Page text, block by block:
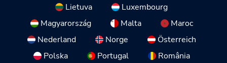
Lietuva
Luxembourg
Magyarország
Malta
Maroc
Nederland
Norge
Österreich
Polska
Portugal
România